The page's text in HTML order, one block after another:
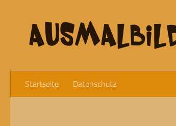
Startseite Datenschutz